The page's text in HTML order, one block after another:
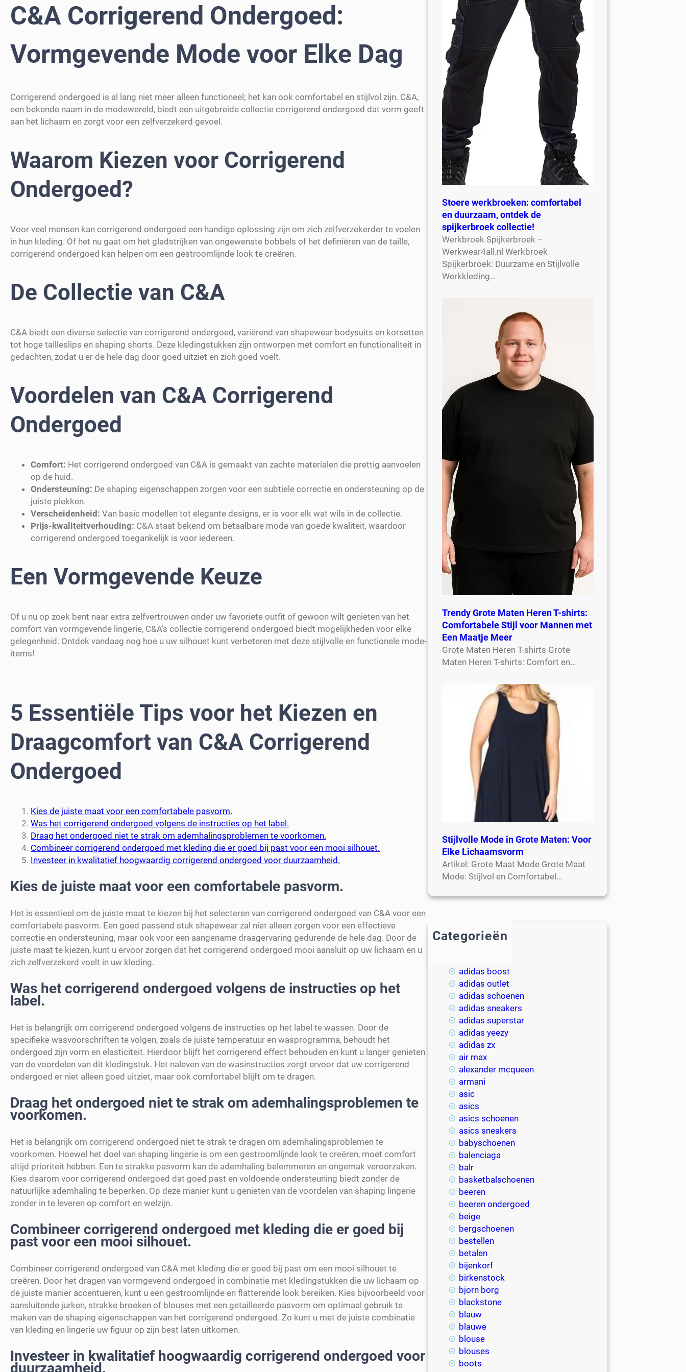
C&A Corrigerend Ondergoed:
Vormgevende Mode voor Elke Dag
Corrigerend ondergoed is al lang niet meer alleen functioneel; het kan ook comfortabel en stijlvol zijn. C&A,
een bekende naam in de modewereld, biedt een uitgebreide collectie corrigerend ondergoed dat vorm geeft
aan het lichaam en zorgt voor een zelfverzekerd gevoel.
Waarom Kiezen voor Corrigerend
Ondergoed?
Voor veel mensen kan corrigerend ondergoed een handige oplossing zijn om zich zelfverzekerder te voelen
in hun kleding. Of het nu gaat om het gladstrijken van ongewenste bobbels of het definiëren van de taille,
corrigerend ondergoed kan helpen om een gestroomlijnde look te creëren.
De Collectie van C&A
C&A biedt een diverse selectie van corrigerend ondergoed, variërend van shapewear bodysuits en korsetten
tot hoge tailleslips en shaping shorts. Deze kledingstukken zijn ontworpen met comfort en functionaliteit in
gedachten, zodat u er de hele dag door goed uitziet en zich goed voelt.
Voordelen van C&A Corrigerend
Ondergoed
Comfort: Het corrigerend ondergoed van C&A is gemaakt van zachte materialen die prettig aanvoelen
op de huid.
Ondersteuning: De shaping eigenschappen zorgen voor een subtiele correctie en ondersteuning op de
juiste plekken.
Verscheidenheid: Van basic modellen tot elegante designs, er is voor elk wat wils in de collectie.
Prijs-kwaliteitverhouding: C&A staat bekend om betaalbare mode van goede kwaliteit, waardoor
corrigerend ondergoed toegankelijk is voor iedereen.
Een Vormgevende Keuze
Of u nu op zoek bent naar extra zelfvertrouwen onder uw favoriete outfit of gewoon wilt genieten van het
comfort van vormgevende lingerie, C&A’s collectie corrigerend ondergoed biedt mogelijkheden voor elke
gelegenheid. Ontdek vandaag nog hoe u uw silhouet kunt verbeteren met deze stijlvolle en functionele mode-
items!
5 Essentiële Tips voor het Kiezen en
Draagcomfort van C&A Corrigerend
Ondergoed
Kies de juiste maat voor een comfortabele pasvorm.
Was het corrigerend ondergoed volgens de instructies op het label.
Draag het ondergoed niet te strak om ademhalingsproblemen te voorkomen.
Combineer corrigerend ondergoed met kleding die er goed bij past voor een mooi silhouet.
Investeer in kwalitatief hoogwaardig corrigerend ondergoed voor duurzaamheid.
Kies de juiste maat voor een comfortabele pasvorm.
Het is essentieel om de juiste maat te kiezen bij het selecteren van corrigerend ondergoed van C&A voor een
comfortabele pasvorm. Een goed passend stuk shapewear zal niet alleen zorgen voor een effectieve
correctie en ondersteuning, maar ook voor een aangename draagervaring gedurende de hele dag. Door de
juiste maat te kiezen, kunt u ervoor zorgen dat het corrigerend ondergoed mooi aansluit op uw lichaam en u
zich zelfverzekerd voelt in uw kleding.
Was het corrigerend ondergoed volgens de instructies op het
label.
Het is belangrijk om corrigerend ondergoed volgens de instructies op het label te wassen. Door de
specifieke wasvoorschriften te volgen, zoals de juiste temperatuur en wasprogramma, behoudt het
ondergoed zijn vorm en elasticiteit. Hierdoor blijft het corrigerend effect behouden en kunt u langer genieten
van de voordelen van dit kledingstuk. Het naleven van de wasinstructies zorgt ervoor dat uw corrigerend
ondergoed er niet alleen goed uitziet, maar ook comfortabel blijft om te dragen.
Draag het ondergoed niet te strak om ademhalingsproblemen te
voorkomen.
Het is belangrijk om corrigerend ondergoed niet te strak te dragen om ademhalingsproblemen te
voorkomen. Hoewel het doel van shaping lingerie is om een gestroomlijnde look te creëren, moet comfort
altijd prioriteit hebben. Een te strakke pasvorm kan de ademhaling belemmeren en ongemak veroorzaken.
Kies daarom voor corrigerend ondergoed dat goed past en voldoende ondersteuning biedt zonder de
natuurlijke ademhaling te beperken. Op deze manier kunt u genieten van de voordelen van shaping lingerie
zonder in te leveren op comfort en welzijn.
Combineer corrigerend ondergoed met kleding die er goed bij
past voor een mooi silhouet.
Combineer corrigerend ondergoed van C&A met kleding die er goed bij past om een mooi silhouet te
creëren. Door het dragen van vormgevend ondergoed in combinatie met kledingstukken die uw lichaam op
de juiste manier accentueren, kunt u een gestroomlijnde en flatterende look bereiken. Kies bijvoorbeeld voor
aansluitende jurken, strakke broeken of blouses met een getailleerde pasvorm om optimaal gebruik te
maken van de shaping eigenschappen van het corrigerend ondergoed. Zo kunt u met de juiste combinatie
van kleding en lingerie uw figuur op zijn best laten uitkomen.
Investeer in kwalitatief hoogwaardig corrigerend ondergoed voor
duurzaamheid.
Stoere werkbroeken: comfortabel
en duurzaam, ontdek de
spijkerbroek collectie!
Werkbroek Spijkerbroek –
Werkwear4all.nl Werkbroek
Spijkerbroek: Duurzame en Stijlvolle
Werkkleding…
Trendy Grote Maten Heren T-shirts:
Comfortabele Stijl voor Mannen met
Een Maatje Meer
Grote Maten Heren T-shirts Grote
Maten Heren T-shirts: Comfort en…
Stijlvolle Mode in Grote Maten: Voor
Elke Lichaamsvorm
Artikel: Grote Maat Mode Grote Maat
Mode: Stijlvol en Comfortabel…
Categorieën
adidas boost
adidas outlet
adidas schoenen
adidas sneakers
adidas superstar
adidas yeezy
adidas zx
air max
alexander mcqueen
armani
asic
asics
asics schoenen
asics sneakers
babyschoenen
balenciaga
balr
basketbalschoenen
beeren
beeren ondergoed
beige
bergschoenen
bestellen
betalen
bijenkorf
birkenstock
bjorn borg
blackstone
blauw
blauwe
blouse
blouses
boots